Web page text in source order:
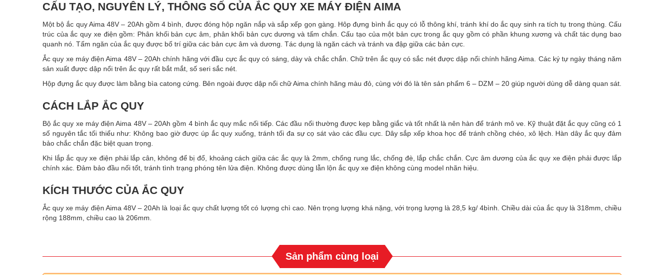
CẤU TẠO, NGUYÊN LÝ, THÔNG SỐ CỦA ẮC QUY XE MÁY ĐIỆN AIMA
Một bộ ắc quy Aima 48V – 20Ah gồm 4 bình, được đóng hộp ngăn nắp và sắp xếp gọn gàng. Hôp đựng bình ắc quy có lỗ thông khí, tránh khí do ắc quy sinh ra tích tụ trong thùng. Cấu
trúc của ắc quy xe điện gồm: Phân khối bản cực âm, phân khối bản cực dương và tấm chắn. Cấu tạo của một bản cực trong ắc quy gồm có phần khung xương và chất tác dụng bao
quanh nó. Tấm ngăn của ắc quy được bố trí giữa các bản cực âm và dương. Tác dụng là ngăn cách và tránh va đập giữa các bản cực.
Ắc quy xe máy điện Aima 48V – 20Ah chính hãng với đầu cực ắc quy có sáng, dày và chắc chắn. Chữ trên ắc quy có sắc nét được dập nổi chính hãng Aima. Các ký tự ngày tháng năm
sản xuất được dập nổi trên ắc quy rất bắt mắt, số seri sắc nét.
Hộp đựng ắc quy được làm bằng bìa catong cứng. Bên ngoài được dập nổi chữ Aima chính hãng màu đỏ, cùng với đó là tên sản phẩm 6 – DZM – 20 giúp người dùng dễ dàng quan sát.
CÁCH LẮP ẮC QUY
Bộ ắc quy xe máy điện Aima 48V – 20Ah gồm 4 bình ắc quy mắc nối tiếp. Các đầu nối thường được kẹp bằng giắc và tốt nhất là nên hàn để tránh mô ve. Kỹ thuật đặt ắc quy cũng có 1
số nguyên tắc tối thiểu như: Không bao giờ được úp ắc quy xuống, tránh tối đa sự cọ sát vào các đầu cực. Dây sắp xếp khoa học để tránh chồng chéo, xô lệch. Hàn dây ắc quy đảm
bảo chắc chắn đặc biệt quan trọng.
Khi lắp ắc quy xe điện phải lắp cân, không để bị đổ, khoảng cách giữa các ắc quy là 2mm, chống rung lắc, chống đè, lắp chắc chắn. Cực âm dương của ắc quy xe điện phải được lắp
chính xác. Đảm bảo đầu nối tốt, tránh tình trạng phóng tên lửa điện. Không được dùng lẫn lộn ắc quy xe điện không cùng model nhãn hiệu.
KÍCH THƯỚC CỦA ẮC QUY
Ắc quy xe máy điện Aima 48V – 20Ah là loại ắc quy chất lượng tốt có lượng chì cao. Nên trọng lượng khá nặng, với trọng lượng là 28,5 kg/ 4bình. Chiều dài của ắc quy là 318mm, chiều
rộng 188mm, chiều cao là 206mm.
Sản phẩm cùng loại